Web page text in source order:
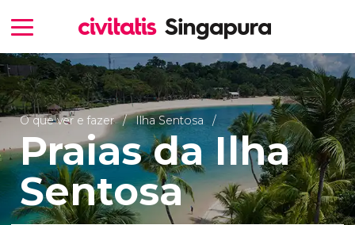
O que ver e fazer Ilha Sentosa
Praias da Ilha
Sentosa